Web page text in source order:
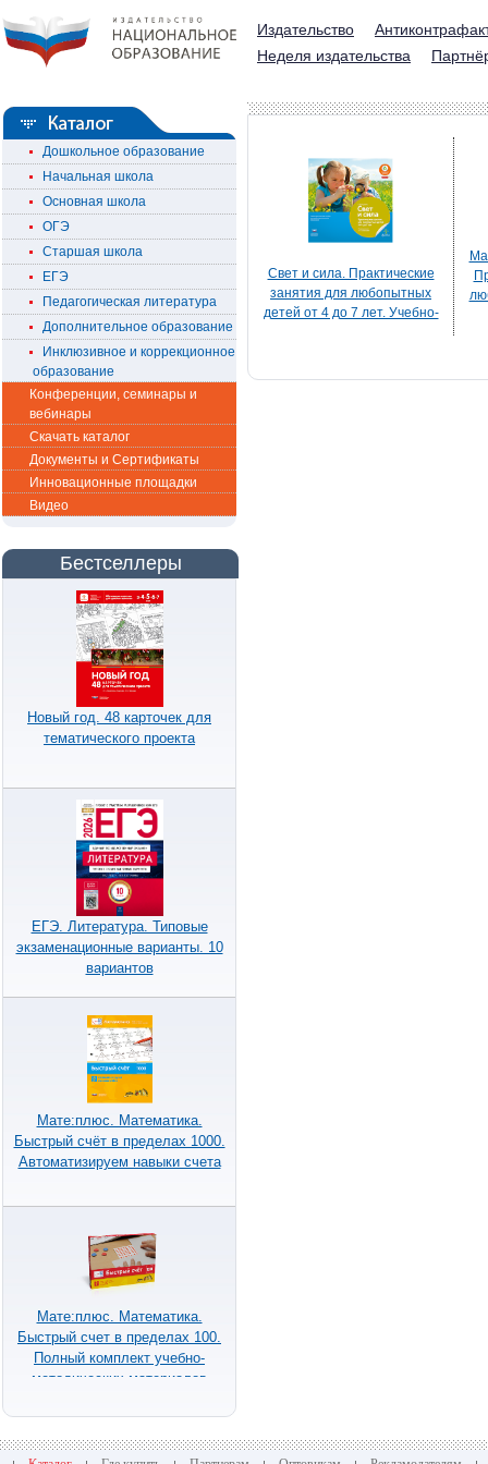
Издательство
Неделя издательства
Дошкольное образование
Начальная школа
Основная школа
ОГЭ
Старшая школа
ЕГЭ
Педагогическая литература
Дополнительное образование
Инклюзивное и коррекционное
образование
Конференции, семинары и
вебинары
Скачать каталог
Документы и Сертификаты
Инновационные площадки
Видео
Бестселлеры
Новый год. 48 карточек для
тематического проекта
ЕГЭ. Литература. Типовые
экзаменационные варианты. 10
вариантов
Мате:плюс. Математика.
Быстрый счёт в пределах 1000.
Автоматизируем навыки счета
Мате:плюс. Математика.
Быстрый счет в пределах 100.
Полный комплект учебно-
методических материалов
Свет и сила. Практические
занятия для любопытных
детей от 4 до 7 лет. Учебно-